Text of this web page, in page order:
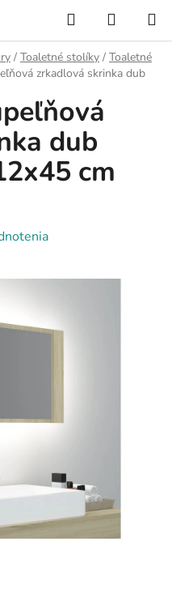
Hľadať
KOŠÍK
/ Toaletné stolíky / Toaletné
zrkadlová skrinka dub
dub
cm